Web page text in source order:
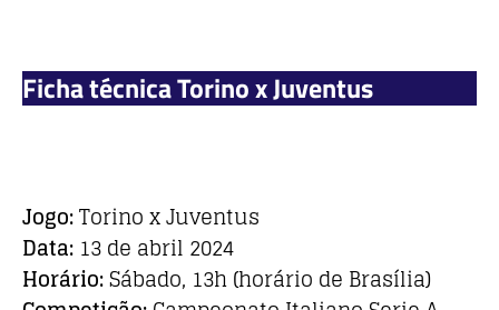
Ficha técnica Torino x Juventus
Jogo:Torino x Juventus
Data: 13 de abril 2024
Horário:Sábado, 13h (horário de Brasília)